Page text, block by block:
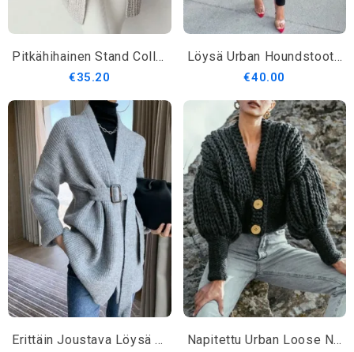
Pitkähihainen Stand Collar Villapaita
€35.20
Löysä Urban Houndstooth Pitkähihainen Villatakki
€40.00
Erittäin Joustava Löysä V-Pääntie Pitkähihainen Villatakki Napitettu Urban Loose Neuletakki